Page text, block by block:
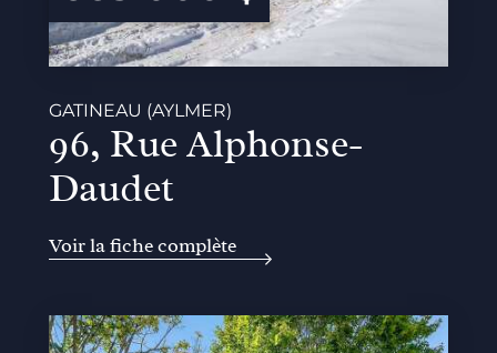
GATINEAU (AYLMER)
96, Rue Alphonse-
Daudet
Voir la fiche complète